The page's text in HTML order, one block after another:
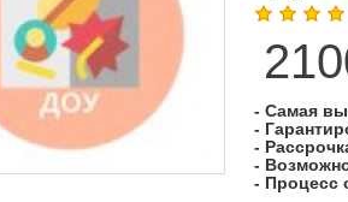
- Самая
-
-
-
- Процесс